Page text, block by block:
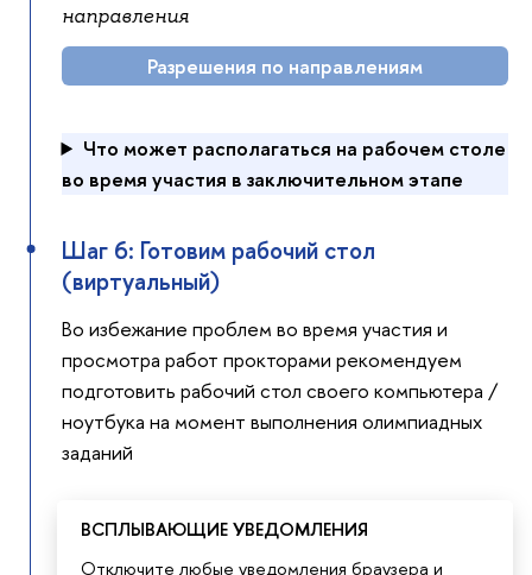
направления
Разрешения по направлениям
Что может располагаться на рабочем столе
во время участия в заключительном этапе
Шаг 6: Готовим рабочий стол
(виртуальный)
Во избежание проблем во время участия и
просмотра работ прокторами рекомендуем
подготовить рабочий стол своего компьютера /
ноутбука на момент выполнения олимпиадных
заданий
ВСПЛЫВАЮЩИЕ УВЕДОМЛЕНИЯ
Отключите любые уведомления браузера и